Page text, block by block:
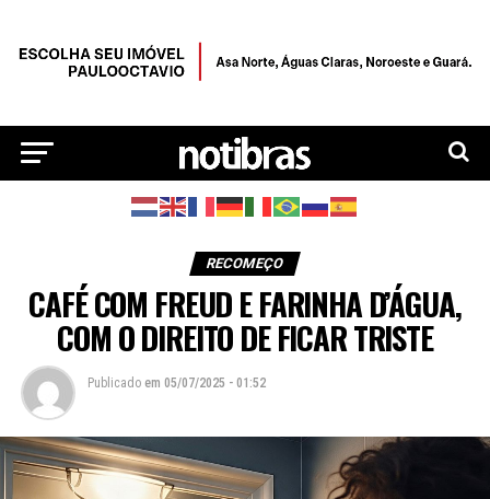
RECOMEÇO
CAFÉ COM FREUD E FARINHA D’ÁGUA,
COM O DIREITO DE FICAR TRISTE
Publicado em 05/07/2025 - 01:52